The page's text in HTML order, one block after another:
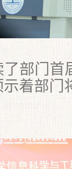
了部门
着部